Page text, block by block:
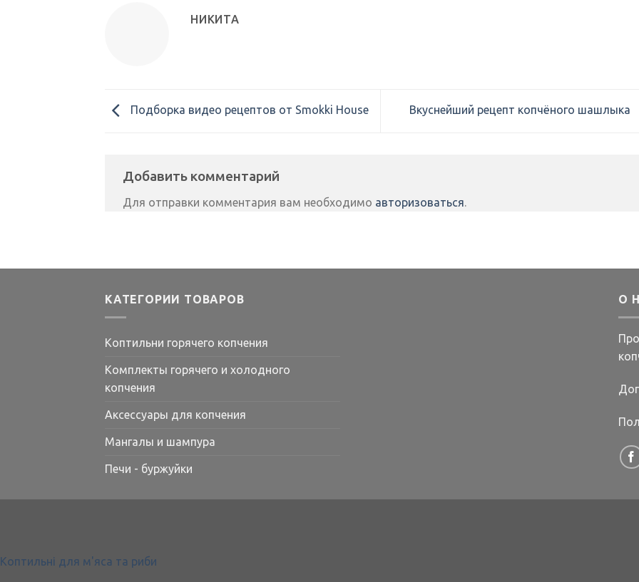
НИКИТА
Подборка видео рецептов от Smokki House Вкуснейший рецепт копчёного шашлыка
Добавить комментарий
Для отправки комментария вам необходимо авторизоваться
КАТЕГОРИИ ТОВАРОВ
Коптильни горячего копчения
Комплекты горячего и холодного
копчения
Аксессуары для копчения
Мангалы и шампура
Печи - буржуйки
О
Коптильні для м'яса та риби